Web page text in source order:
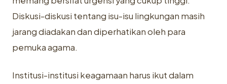
Diskusi-diskusi tentang isu-isu lingkungan masih
jarang diadakan dan diperhatikan oleh para
pemuka agama.
Institusi-institusi keagamaan harus ikut dalam